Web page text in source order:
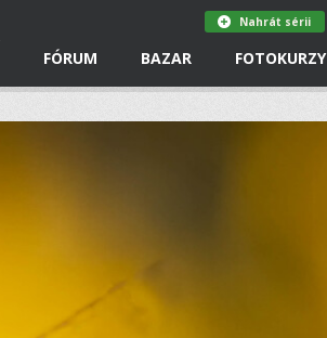
FÓRUM BAZAR FOTOKURZY
Nahrát sérii